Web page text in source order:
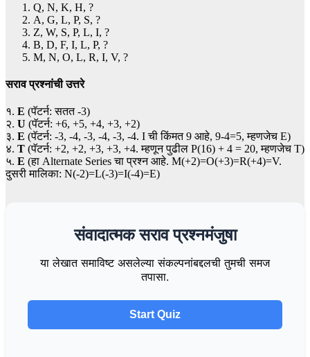
Q, N, K, H, ?
A, G, L, P, S, ?
Z, W, S, P, L, I, ?
B, D, F, I, L, P, ?
M, N, O, L, R, I, V, ?
सराव प्रश्नांची उत्तरे
१. E (पॅटर्न: सतत -3)
२. U (पॅटर्न: +6, +5, +4, +3, +2)
३. E (पॅटर्न: -3, -4, -3, -4, -3, -4. I ची किंमत 9 आहे, 9-4=5, म्हणजेच E)
४. T (पॅटर्न: +2, +2, +3, +3, +4. म्हणून पुढील P(16) + 4 = 20, म्हणजेच T)
५. E (हा Alternate Series चा प्रश्न आहे. M(+2)=O(+3)=R(+4)=V.
दुसरी मालिका: N(-2)=L(-3)=I(-4)=E)
संवादात्मक सराव प्रश्नमंजुषा
या लेखात समाविष्ट असलेल्या संकल्पनांबद्दलची तुमची समज
तपासा.
Start Quiz